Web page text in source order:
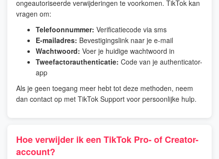
ongeautoriseerde verwijderingen te voorkomen. TikTok kan
vragen om:
Telefoonnummer: Verificatiecode via sms
E-mailadres: Bevestigingslink naar je e-mail
Wachtwoord: Voer je huidige wachtwoord in
Tweefactorauthenticatie: Code van je authenticator-
app
Als je geen toegang meer hebt tot deze methoden, neem
dan contact op met TikTok Support voor persoonlijke hulp.
Hoe verwijder ik een TikTok Pro- of Creator-
account?